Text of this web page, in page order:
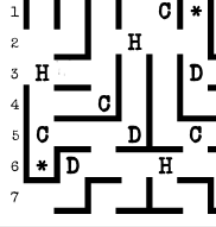
1
2
3
4
5
6
7
C
*
H
H
D
C
C
D
C
*
D H